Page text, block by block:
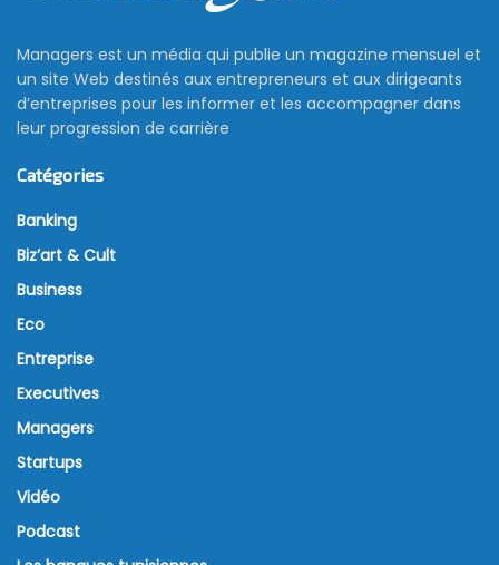
Managers est un média qui publie un magazine mensuel et
un site Web destinés aux entrepreneurs et aux dirigeants
d’entreprises pour les informer et les accompagner dans
leur progression de carrière
Catégories
Banking
Biz’art & Cult
Business
Eco
Entreprise
Executives
Managers
Startups
Vidéo
Podcast